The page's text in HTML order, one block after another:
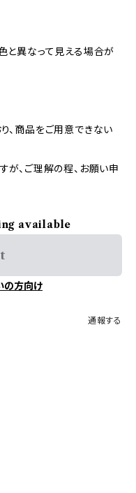
と異なって見える場合が
、商品をご用意できない
が、ご理解の程、お願い申
available
の方向け
通報する